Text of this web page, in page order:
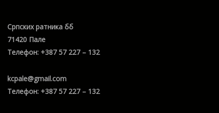
Српских ратника бб
71420 Пале
Телефон: +387 57 227 – 132
kcpale@gmail.com
Телефон: +387 57 227 – 132